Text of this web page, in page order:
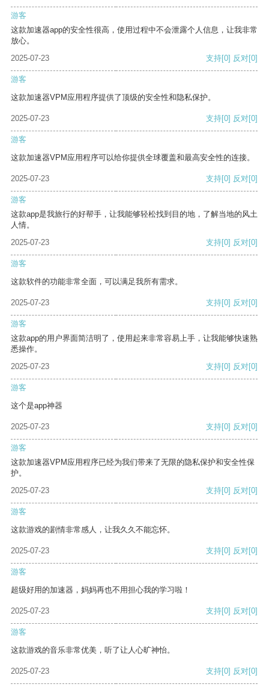
游客
这款加速器app的安全性很高，使用过程中不会泄露个人信息，让我非常
放心。
2025-07-23
支持[0] 反对[0]
游客
这款加速器VPM应用程序提供了顶级的安全性和隐私保护。
2025-07-23 支持[0] 反对[0]
游客
这款加速器VPM应用程序可以给你提供全球覆盖和最高安全性的连接。
2025-07-23 支持[0] 反对[0]
游客
这款app是我旅行的好帮手，让我能够轻松找到目的地，了解当地的风土
人情。
2025-07-23
支持[0] 反对[0]
游客
这款软件的功能非常全面，可以满足我所有需求。
2025-07-23 支持[0] 反对[0]
游客
这款app的用户界面简洁明了，使用起来非常容易上手，让我能够快速熟
悉操作。
2025-07-23
支持[0] 反对[0]
游客
这个是app神器
2025-07-23 支持[0] 反对[0]
游客
这款加速器VPM应用程序已经为我们带来了无限的隐私保护和安全性保
护。
2025-07-23
支持[0] 反对[0]
游客
这款游戏的剧情非常感人，让我久久不能忘怀。
2025-07-23 支持[0] 反对[0]
游客
超级好用的加速器，妈妈再也不用担心我的学习啦！
2025-07-23 支持[0] 反对[0]
游客
这款游戏的音乐非常优美，听了让人心旷神怡。
2025-07-23 支持[0] 反对[0]